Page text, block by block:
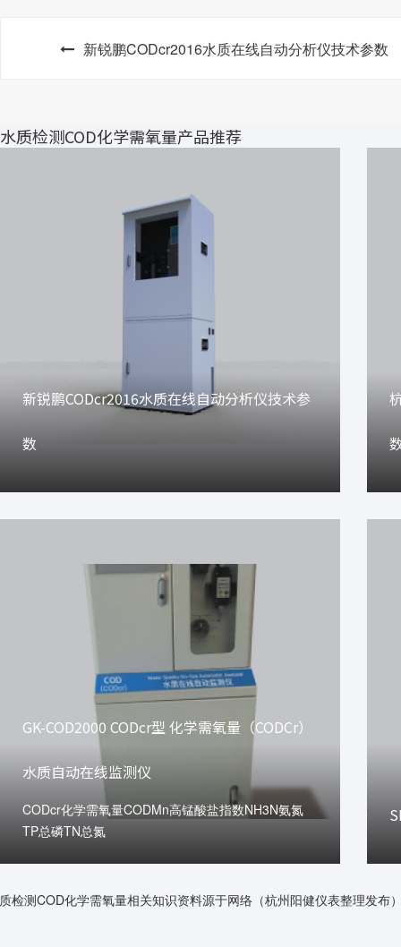
新锐鹏CODcr2016水质在线自动分析仪技术参数
水质检测COD化学需氧量产品推荐
新锐鹏CODcr2016水质在线自动分析仪技术参
数
GK-COD2000 CODcr型 化学需氧量（CODCr）
水质自动在线监测仪
CODcr化学需氧量CODMn高锰酸盐指数NH3N氨氮
TP总磷TN总氮
检测COD化学需氧量相关知识资料源于网络（杭州阳健仪表整理发